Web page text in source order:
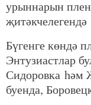
урыннарын
җитәкчелегендә
Бүгенге көндә
Энтузиастлар
Сидоровка һәм
буенда,